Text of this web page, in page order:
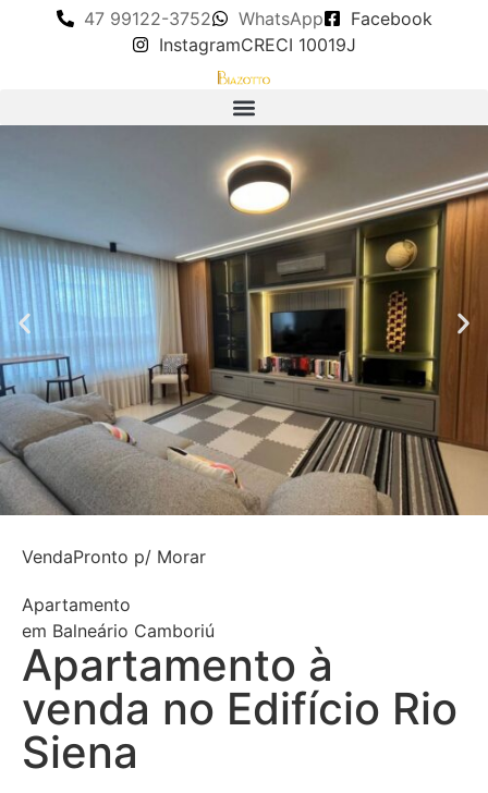
47 99122-3752 WhatsApp
Facebook
InstagramCRECI 10019J
VendaPronto p/ Morar
Apartamento
em Balneário Camboriú
Apartamento à
venda no Edifício Rio
Siena